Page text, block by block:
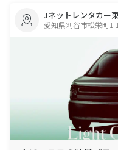
Jネットレンタカー
愛知県刈谷市松栄町1-